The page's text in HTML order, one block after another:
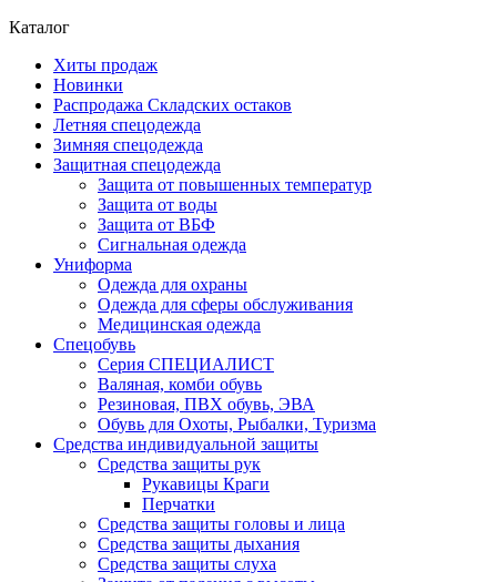
Каталог
Хиты продаж
Новинки
Распродажа Складских остаков
Летняя спецодежда
Зимняя спецодежда
Защитная спецодежда
Защита от повышенных температур
Защита от воды
Защита от ВБФ
Сигнальная одежда
Униформа
Одежда для охраны
Одежда для сферы обслуживания
Медицинская одежда
Спецобувь
Серия СПЕЦИАЛИСТ
Валяная, комби обувь
Резиновая, ПВХ обувь, ЭВА
Обувь для Охоты, Рыбалки, Туризма
Средства индивидуальной защиты
Средства защиты рук
Рукавицы Краги
Перчатки
Средства защиты головы и лица
Средства защиты дыхания
Средства защиты слуха